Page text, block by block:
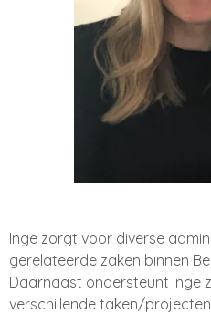
Inge zorgt voor diverse
gerelateerde zaken binnen
Daarnaast ondersteunt Inge
verschillende taken/